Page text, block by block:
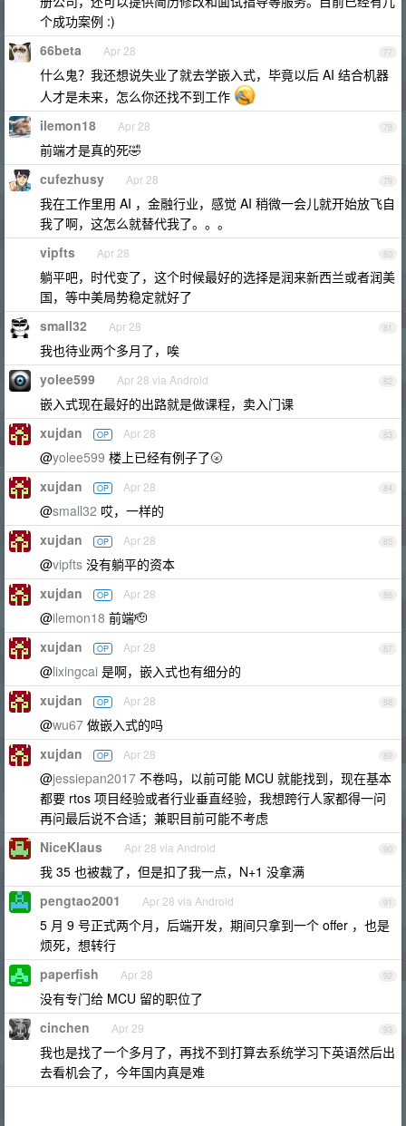
个成功案例 :)
77
66beta Apr 28
什么鬼？我还想说失业了就去学嵌入式，毕竟以后 AI 结合机器
人才是未来，怎么你还找不到工作
78
ilemon18 Apr 28
前端才是真的死🤣
79
cufezhusy Apr 28
我在工作里用 AI ，金融行业，感觉 AI 稍微一会儿就开始放飞自
我了啊，这怎么就替代我了。。。
80
vipfts Apr 28
躺平吧，时代变了，这个时候最好的选择是润来新西兰或者润美
国，等中美局势稳定就好了
81
small32 Apr 28
我也待业两个多月了，唉
82
yolee599 Apr 28 via Android
嵌入式现在最好的出路就是做课程，卖入门课
83
xujdan OP Apr 28
@yolee599 楼上已经有例子了🌝
84
xujdan OP Apr 28
@small32 哎，一样的
85
xujdan OP Apr 28
@vipfts 没有躺平的资本
86
xujdan OP Apr 28
@ilemon18 前端🫡
87
xujdan OP Apr 28
@lixingcai 是啊，嵌入式也有细分的
88
xujdan OP Apr 28
@wu67 做嵌入式的吗
89
xujdan OP Apr 28
@jessiepan2017 不卷吗，以前可能 MCU 就能找到，现在基本
都要 rtos 项目经验或者行业垂直经验，我想跨行人家都得一问
再问最后说不合适；兼职目前可能不考虑
90
NiceKlaus Apr 28 via Android
我 35 也被裁了，但是扣了我一点，N+1 没拿满
91
pengtao2001 Apr 28 via Android
5 月 9 号正式两个月，后端开发，期间只拿到一个 offer ，也是
烦死，想转行
92
paperfish Apr 28
没有专门给 MCU 留的职位了
93
cinchen Apr 29
我也是找了一个多月了，再找不到打算去系统学习下英语然后出
去看机会了，今年国内真是难